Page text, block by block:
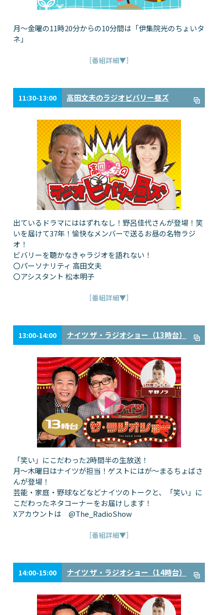
月～金曜の11時20分からの10分間は「伊集院光のちょいタ
ネ」
［番組詳細▼］
11:30-13:00 高田文夫のラジオビバリー昼ズ
出ているドラマにははずれなし！野呂佳代さんが登場！笑
いを届けて37年！愉快なメンバーで送るお昼の名物ラジ
オ！
ビバリーを聴かなきゃラジオを語れない！
〇パーソナリティ 高田文夫
〇アシスタント 松本明子
［番組詳細▼］
13:00-14:00 ナイツ ザ・ラジオショー（13時台）
「笑い」にこだわった2時間半の生放送！
月～木曜日はナイツが担当！ゲストにはが～まるちょばさ
んが登場！
芸能・家庭・野球などなどナイツのトークと、「笑い」に
こだわったネタコーナーをお届けします！
Xアカウントは @The_RadioShow
［番組詳細▼］
14:00-15:00 ナイツ ザ・ラジオショー（14時台）